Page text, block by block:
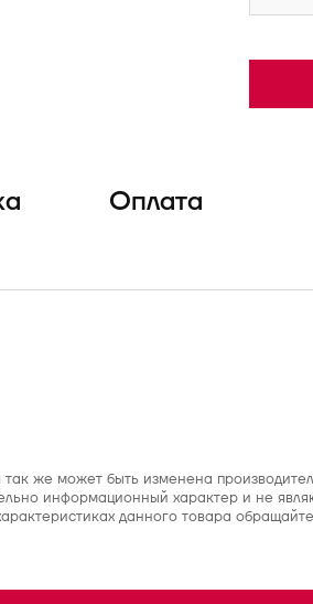
Оплата
же может быть изменена
информационный характер и не
данного товара